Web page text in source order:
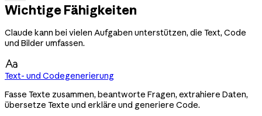
Wichtige Fähigkeiten
Claude kann bei vielen Aufgaben unterstützen, die Text, Code
und Bilder umfassen.

Text- und Codegenerierung
Fasse Texte zusammen, beantworte Fragen, extrahiere Daten,
übersetze Texte und erkläre und generiere Code.